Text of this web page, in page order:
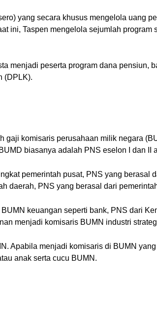
yang secara khusus mengelola uang
ini, Taspen mengelola sejumlah program
menjadi peserta program dana pensiun,
(DPLK).
gaji komisaris perusahaan milik negara
biasanya adalah PNS eselon I dan II
pemerintah pusat, PNS yang berasal
daerah, PNS yang berasal dari
keuangan seperti bank, PNS dari
menjadi komisaris BUMN industri
Apabila menjadi komisaris di BUMN
anak serta cucu BUMN.